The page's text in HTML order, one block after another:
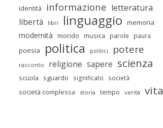
identità informazione letteratura
libertà
libri linguaggio memoria
modernità mondo musica parole paura
poesia politica politici potere
racconto religione sapere scienza
scuola sguardo significato società
società complessa storia tempo verità vita